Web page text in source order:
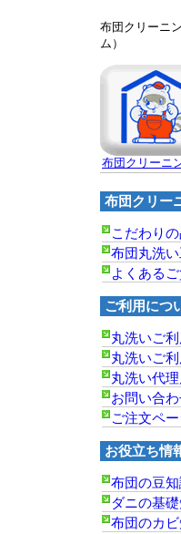
布団クリーニ
ム）
布団クリーニ
布団クリー
こだわり
布団丸洗
よくある
ご利用につ
丸洗いご
丸洗いご
丸洗い代
お問い合
ご注文ペ
お役立ち情
布団の豆
ダニの基
布団のカ